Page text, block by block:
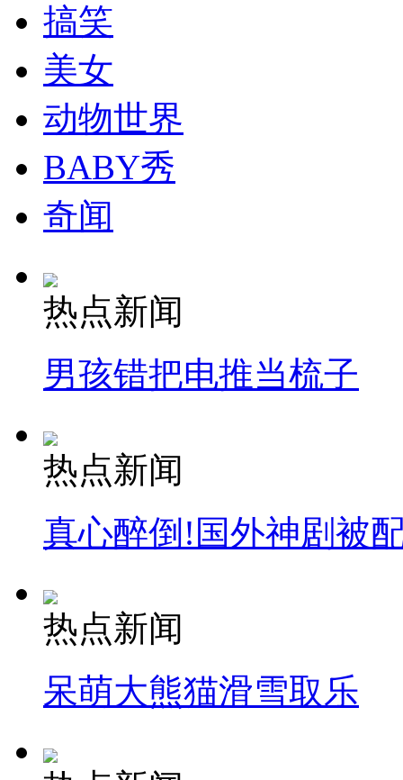
搞笑
美女
动物世界
BABY秀
奇闻
热点新闻
男孩错把电推当梳子
热点新闻
真心醉倒!国外神剧被
热点新闻
呆萌大熊猫滑雪取乐